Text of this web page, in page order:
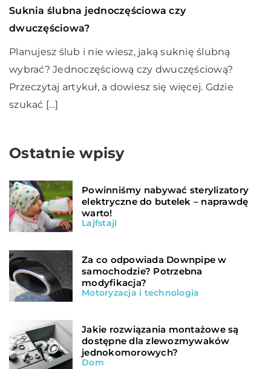
Suknia ślubna jednoczęściowa czy
dwuczęściowa?
Planujesz ślub i nie wiesz, jaką suknię ślubną
wybrać? Jednoczęściową czy dwuczęściową?
Przeczytaj artykuł, a dowiesz się więcej. Gdzie
szukać […]
Ostatnie wpisy
Powinniśmy nabywać sterylizatory
elektryczne do butelek – naprawdę
warto!
Lajfstajl
Za co odpowiada Downpipe w
samochodzie? Potrzebna
modyfikacja?
Motoryzacja i technologia
Jakie rozwiązania montażowe są
dostępne dla zlewozmywaków
jednokomorowych?
Dom